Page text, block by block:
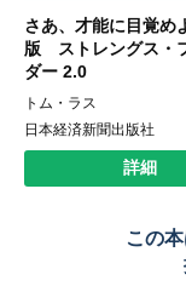
さあ、才能に目覚め
版 ストレングス・
ダー 2.0
トム・ラス
日本経済新聞出版社
詳細
この